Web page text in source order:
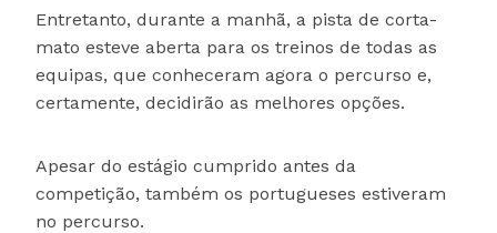
Entretanto, durante a manhã, a pista de corta-
mato esteve aberta para os treinos de todas as
equipas, que conheceram agora o percurso e,
certamente, decidirão as melhores opções.
Apesar do estágio cumprido antes da
competição, também os portugueses estiveram
no percurso.